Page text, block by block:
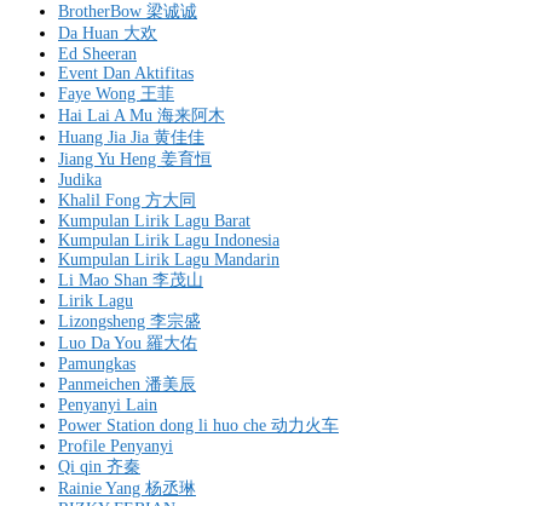
BrotherBow 梁诚诚
Da Huan 大欢
Ed Sheeran
Event Dan Aktifitas
Faye Wong 王菲
Hai Lai A Mu 海来阿木
Huang Jia Jia 黄佳佳
Jiang Yu Heng 姜育恒
Judika
Khalil Fong 方大同
Kumpulan Lirik Lagu Barat
Kumpulan Lirik Lagu Indonesia
Kumpulan Lirik Lagu Mandarin
Li Mao Shan 李茂山
Lirik Lagu
Lizongsheng 李宗盛
Luo Da You 羅大佑
Pamungkas
Panmeichen 潘美辰
Penyanyi Lain
Power Station dong li huo che 动力火车
Profile Penyanyi
Qi qin 齐秦
Rainie Yang 杨丞琳